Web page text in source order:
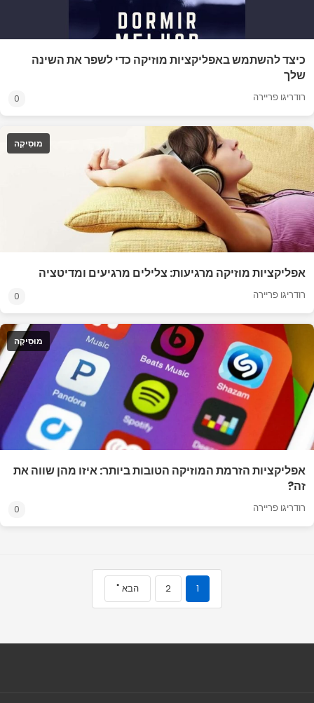
כיצד להשתמש באפליקציות מוזיקה כדי לשפר את השינה
שלך
רודריגו פריירה 0
מוּסִיקָה
אפליקציות מוזיקה מרגיעות: צלילים מרגיעים ומדיטציה
רודריגו פריירה 0
מוּסִיקָה
אפליקציות הזרמת המוזיקה הטובות ביותר: איזו מהן שווה את
זה?
רודריגו פריירה 0
1
2 הבא "